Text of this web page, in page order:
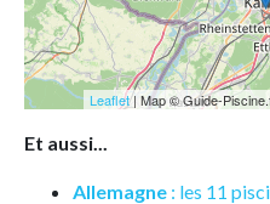
Leaflet| Map © Guide-
Et aussi...
Allemagne : les 11